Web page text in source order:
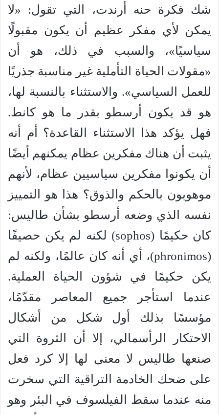
شك فكرة حنه أرندت، التي تقول: «لا
يمكن لأي مفكر عظيم أن يكون مقبولًا
سياسيًا»، والسبب في ذلك، هو أن
«مقولات الحياة التأملية غير مناسبة جذريًا
للعمل السياسي». والاستثناء بالنسبة لها،
هو قد يكون أرسطو بقدر ما هو كانط.
فهل يؤكد هذا الاستثناء القاعدة؟ أم أنه
يثبت أن هناك مفكرين عظام يمكنهم أيضًا
أن يكونوا مفكرين سياسيين عظام، لأنهم
موهوبون بالحكم والذوق؟ هذا هو التمييز
نفسه الذي وضعه أرسطو بشأن طاليس:
كان حكيمًا (sophos) لكنه لم يكن حصيفًا
(phronimos)، أي أنه كان عالمًا، ولكنه لم
يكن حكيمًا في شؤون الحياة العملية.
عندما استأجر جميع المعاصر مقدّمًا،
مؤسسًا بذلك أول شكل من أشكال
الاحتكار الرأسمالي، إلا أن الثروة التي
صنعها طاليس لا معنى لها إلا كرد فعل
على ضحك الخادمة التراقية التي سخرت
منه عندما سقط الفيلسوف في البئر وهو